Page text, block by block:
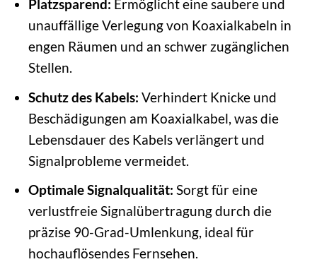
Platzsparend: Ermöglicht eine saubere und
unauffällige Verlegung von Koaxialkabeln in
engen Räumen und an schwer zugänglichen
Stellen.
Schutz des Kabels: Verhindert Knicke und
Beschädigungen am Koaxialkabel, was die
Lebensdauer des Kabels verlängert und
Signalprobleme vermeidet.
Optimale Signalqualität: Sorgt für eine
verlustfreie Signalübertragung durch die
präzise 90-Grad-Umlenkung, ideal für
hochauflösendes Fernsehen.